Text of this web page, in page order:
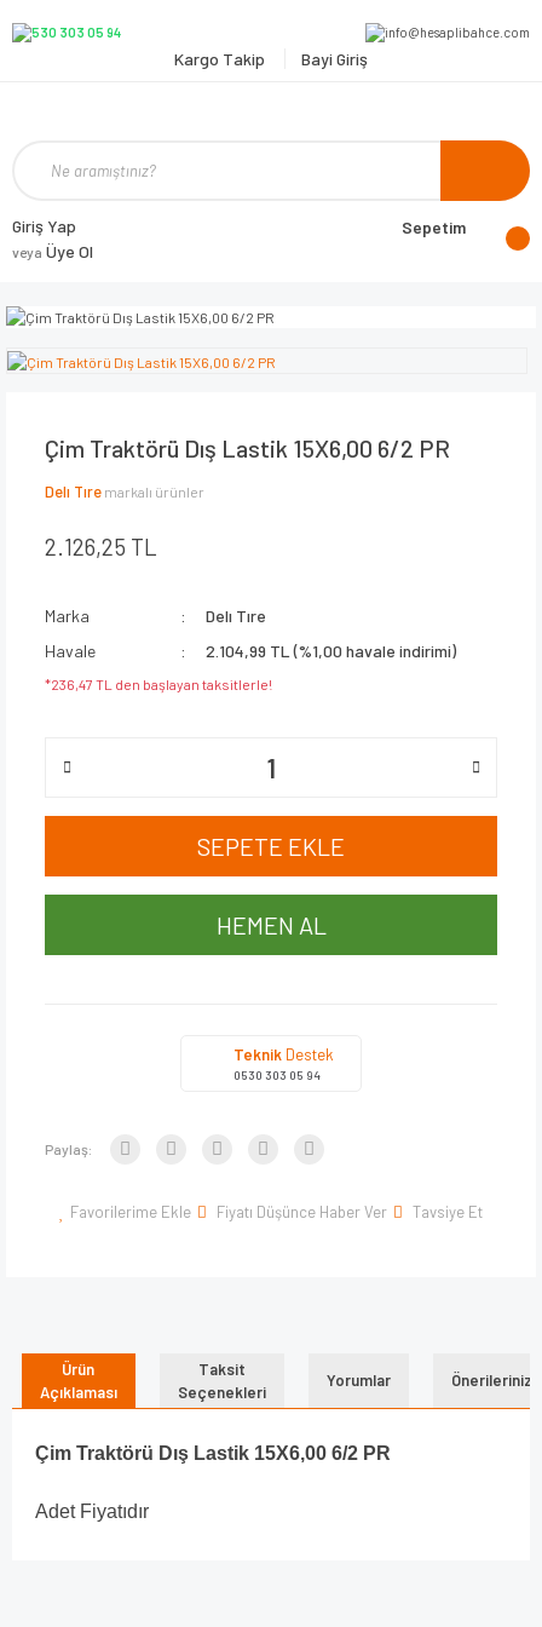
Kargo Takip Bayi Giriş
Giriş Yap
veya Üye Ol
Sepetim
Çim Traktörü Dış Lastik 15X6,00 6/2 PR
Delı Tıre markalı ürünler
2.126,25 TL
Marka
Delı Tıre
Havale
2.104,99 TL (%1,00 havale indirimi)
*236,47 TL den başlayan taksitlerle!
SEPETE EKLE
HEMEN AL
Teknik Destek
0530 303 05 94
Paylaş:
Favorilerime Ekle Fiyatı Düşünce Haber Ver Tavsiye Et
Ürün
Açıklaması
Taksit
Seçenekleri
Yorumlar Önerileriniz
Çim Traktörü Dış Lastik 15X6,00 6/2 PR
Adet Fiyatıdır